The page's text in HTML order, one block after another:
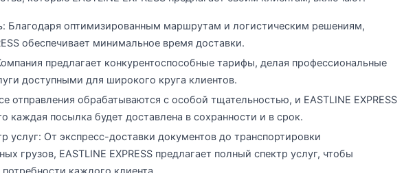
Благодаря оптимизированным маршрутам и логистическим решениям,
обеспечивает минимальное время доставки.
предлагает конкурентоспособные тарифы, делая профессиональные
доступными для широкого круга клиентов.
отправления обрабатываются с особой тщательностью, и EASTLINE EXPRESS
каждая посылка будет доставлена в сохранности и в срок.
услуг: От экспресс-доставки документов до транспортировки
грузов, EASTLINE EXPRESS предлагает полный спектр услуг, чтобы